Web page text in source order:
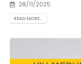
28/11/2025
READ MORE...